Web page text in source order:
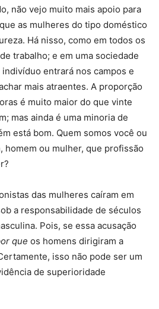
não vejo muito mais apoio para
as mulheres do tipo doméstico
Há nisso, como em todos os
trabalho; e em uma sociedade
entrará nos campos e
mais atraentes. A proporção
é muito maior do que vinte
mas ainda é uma minoria de
está bom. Quem somos você ou
homem ou mulher, que profissão
das mulheres caíram em
a responsabilidade de séculos
Pois, se essa acusação
que os homens dirigiram a
isso não pode ser um
de superioridade